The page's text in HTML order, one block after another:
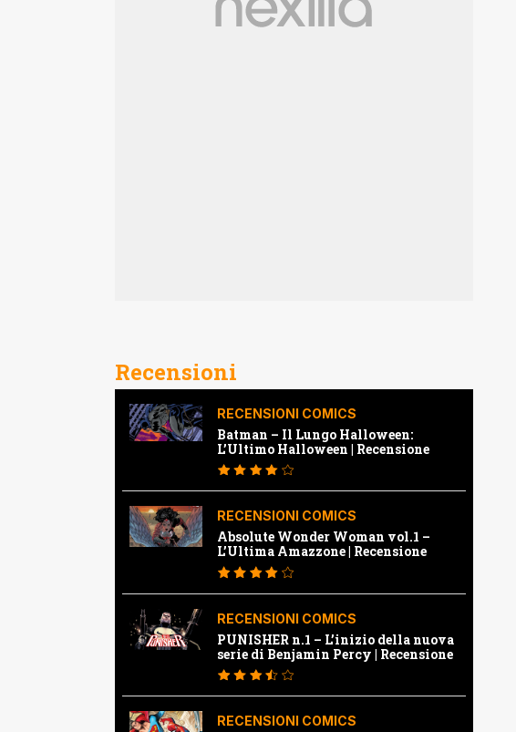
Recensioni
RECENSIONI COMICS
Batman – Il Lungo Halloween:
L’Ultimo Halloween | Recensione
RECENSIONI COMICS
Absolute Wonder Woman vol.1 –
L’Ultima Amazzone | Recensione
RECENSIONI COMICS
PUNISHER n.1 – L’inizio della nuova
serie di Benjamin Percy | Recensione
RECENSIONI COMICS